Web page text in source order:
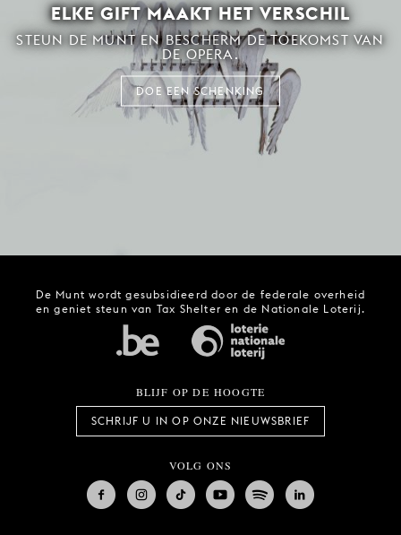
ELKE GIFT MAAKT HET VERSCHIL
STEUN DE MUNT EN BESCHERM DE TOEKOMST VAN
DE OPERA.
DOE EEN SCHENKING
De Munt wordt gesubsidieerd door de federale overheid
en geniet steun van Tax Shelter en de Nationale Loterij.
BLIJF OP DE HOOGTE
SCHRIJF U IN OP ONZE NIEUWSBRIEF
VOLG ONS